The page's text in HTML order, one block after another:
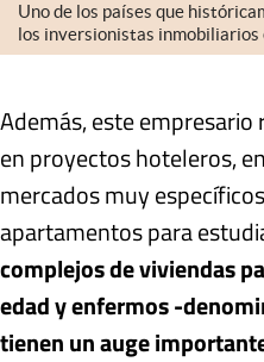
Uno de los países que
los inversionistas inmobiliarios
Además, este
en proyectos hoteleros,
mercados muy
apartamentos para
complejos de viviendas
edad y enfermos -
tienen un auge